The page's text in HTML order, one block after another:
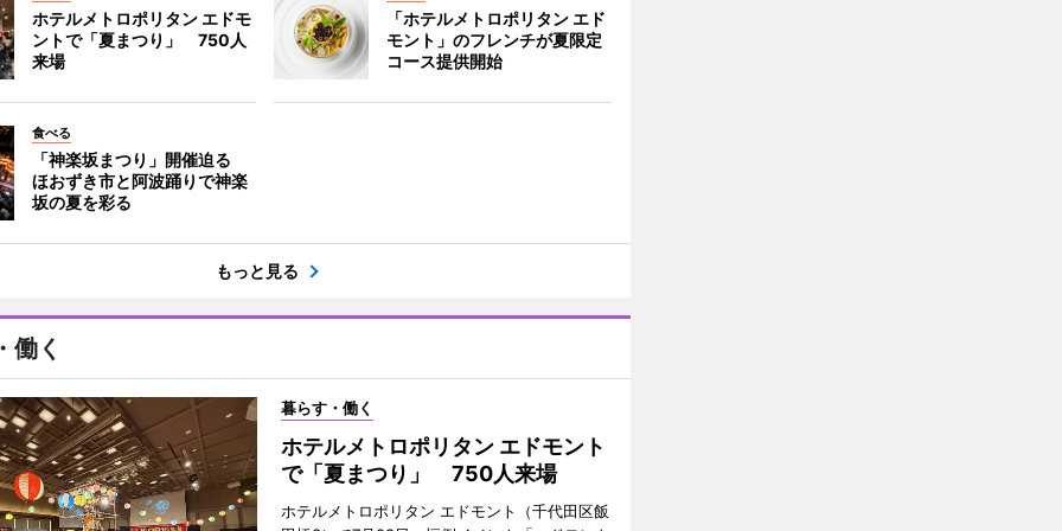
ホテルメトロポリタン エドモ
ントで「夏まつり」 750人
来場
「ホテルメトロポリタン エド
モント」のフレンチが夏限定
コース提供開始
食べる
「神楽坂まつり」開催迫る
ほおずき市と阿波踊りで神楽
坂の夏を彩る
もっと見る
働く
暮らす・働く
ホテルメトロポリタン エドモント
で「夏まつり」 750人来場
ホテルメトロポリタン エドモント（千代田区飯